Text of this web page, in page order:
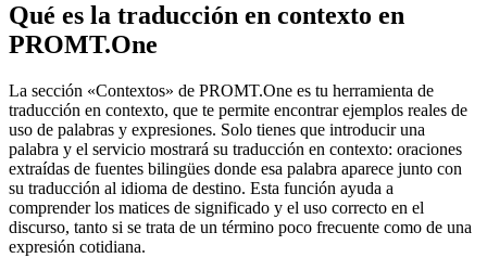
Qué es la traducción en contexto en
PROMT.One
La sección «Contextos» de PROMT.One es tu herramienta de
traducción en contexto, que te permite encontrar ejemplos reales de
uso de palabras y expresiones. Solo tienes que introducir una
palabra y el servicio mostrará su traducción en contexto: oraciones
extraídas de fuentes bilingües donde esa palabra aparece junto con
su traducción al idioma de destino. Esta función ayuda a
comprender los matices de significado y el uso correcto en el
discurso, tanto si se trata de un término poco frecuente como de una
expresión cotidiana.